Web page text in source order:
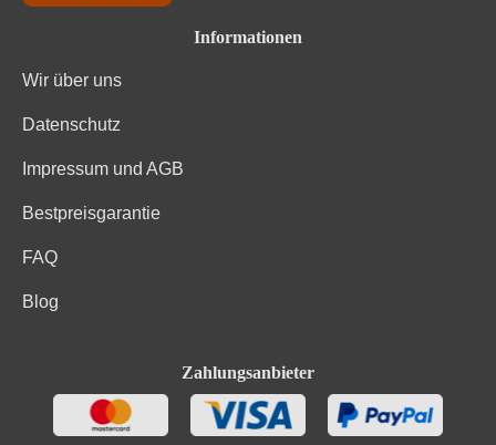
Informationen
Wir über uns
Datenschutz
Impressum und AGB
Bestpreisgarantie
FAQ
Blog
Zahlungsanbieter